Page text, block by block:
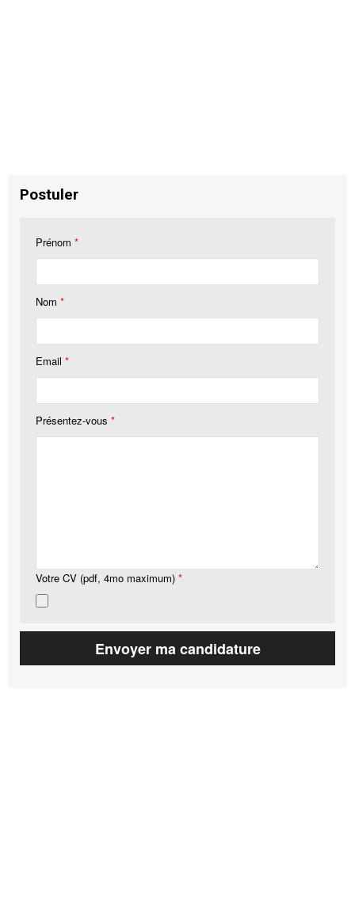
Postuler
Prénom *
Nom *
Email *
Présentez-vous *
Votre CV (pdf, 4mo maximum) *